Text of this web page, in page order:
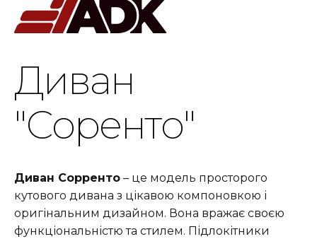
Диван
"Соренто"
Диван Сорренто – це модель просторого
кутового дивана з цікавою компоновкою і
оригінальним дизайном. Вона вражає своєю
функціональністю та стилем. Підлокітники